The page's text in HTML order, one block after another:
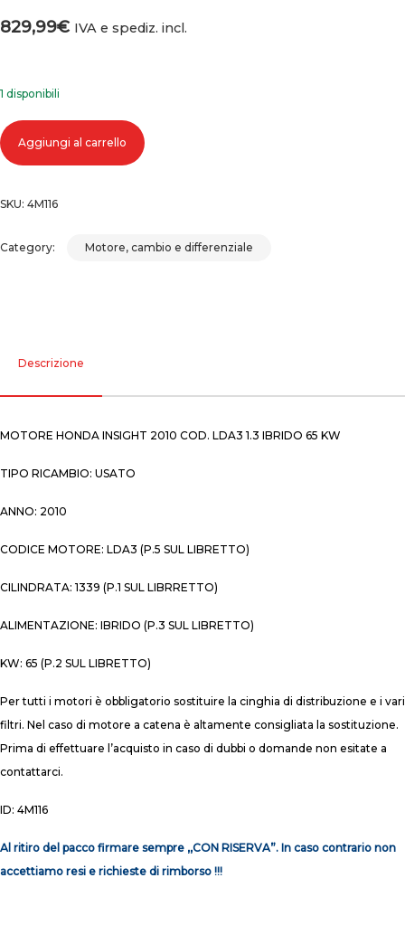
829,99€ IVA e spediz. incl.
1 disponibili
Motore honda insight 2010 cod. lda3 ibrido 65 kw quantità
Aggiungi al carrello
SKU: 4M116
Category: Motore, cambio e differenziale
Descrizione
MOTORE HONDA INSIGHT 2010 COD. LDA3 1.3 IBRIDO 65 KW
TIPO RICAMBIO: USATO
ANNO: 2010
CODICE MOTORE: LDA3 (P.5 SUL LIBRETTO)
CILINDRATA: 1339 (P.1 SUL LIBRRETTO)
ALIMENTAZIONE: IBRIDO (P.3 SUL LIBRETTO)
KW: 65 (P.2 SUL LIBRETTO)
Per tutti i motori è obbligatorio sostituire la cinghia di distribuzione e i vari
filtri. Nel caso di motore a catena è altamente consigliata la sostituzione.
Prima di effettuare l’acquisto in caso di dubbi o domande non esitate a
contattarci.
ID: 4M116
Al ritiro del pacco firmare sempre ,,CON RISERVA”. In caso contrario non
accettiamo resi e richieste di rimborso !!!